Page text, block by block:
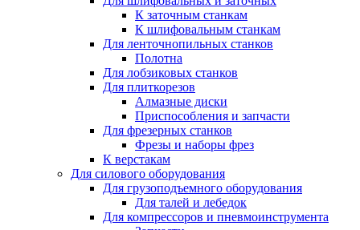
К заточным станкам
К шлифовальным станкам
Для ленточнопильных станков
Полотна
Для лобзиковых станков
Для плиткорезов
Алмазные диски
Приспособления и запчасти
Для фрезерных станков
Фрезы и наборы фрез
К верстакам
Для силового оборудования
Для грузоподъемного оборудования
Для талей и лебедок
Для компрессоров и пневмоинструмента